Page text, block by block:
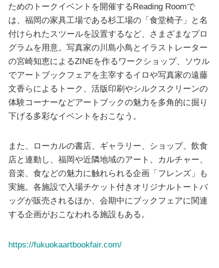
ためのトークイベントを開催するReading Roomで
は、福岡の家具工場である杉工場の「食堂椅子」と名
付けられたスツールを設置するなど、さまざまなプロ
グラムを用意。写真家の川島小鳥とイラストレーター
の宮崎知恵によるZINEを作るワークショップ、ソウル
でアートブックフェアを主宰するイロや写真家の遠藤
文香らによるトーク、活版印刷やシルクスクリーンの
体験コーナーなどアートブックの魅力を多角的に掘り
下げる多彩なイベントをおこなう。
また、ローカルの書店、ギャラリー、ショップ、飲食
店と連動し、福岡や近隣地域のアート、カルチャー、
音楽、食などの魅力に触れられる企画「フレンズ」も
実施。各施設で入場チケット付きオリジナルトートバ
ッグが販売されるほか、会期中にブックフェアに関連
する企画がおこなわれる施設もある。
https://fukuokaartbookfair.com/